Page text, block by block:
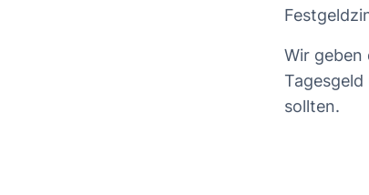
Wir geben
sollten.